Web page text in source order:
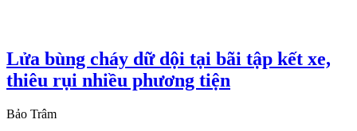
Lửa bùng cháy dữ dội tại bãi tập kết xe,
thiêu rụi nhiều phương tiện
Bảo Trâm